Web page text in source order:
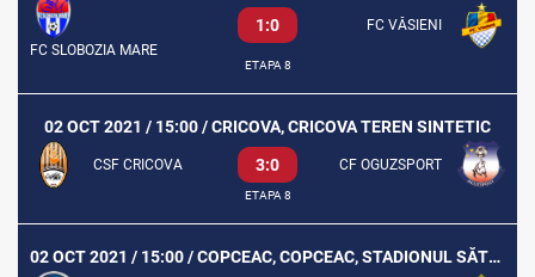
FC SLOBOZIA MARE
1:0 FC VĂSIENI
ETAPA 8
02 OCT 2021 / 15:00 / CRICOVA, CRICOVA TEREN SINTETIC
CSF CRICOVA 3:0 CF OGUZSPORT
ETAPA 8
02 OCT 2021 / 15:00 / COPCEAC, COPCEAC, STADIONUL SĂTESC